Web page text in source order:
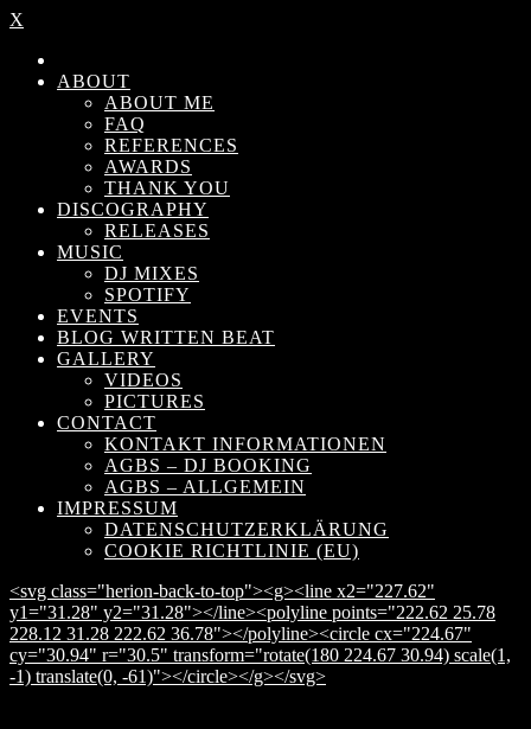
X
ABOUT
ABOUT ME
FAQ
REFERENCES
AWARDS
THANK YOU
DISCOGRAPHY
RELEASES
MUSIC
DJ MIXES
SPOTIFY
EVENTS
BLOG WRITTEN BEAT
GALLERY
VIDEOS
PICTURES
CONTACT
KONTAKT INFORMATIONEN
AGBS – DJ BOOKING
AGBS – ALLGEMEIN
IMPRESSUM
DATENSCHUTZERKLÄRUNG
COOKIE RICHTLINIE (EU)
<svg class="herion-back-to-top"><g><line x2="227.62"
y1="31.28" y2="31.28"></line><polyline points="222.62 25.78
228.12 31.28 222.62 36.78"></polyline><circle cx="224.67"
cy="30.94" r="30.5" transform="rotate(180 224.67 30.94) scale(1,
-1) translate(0, -61)"></circle></g></svg>